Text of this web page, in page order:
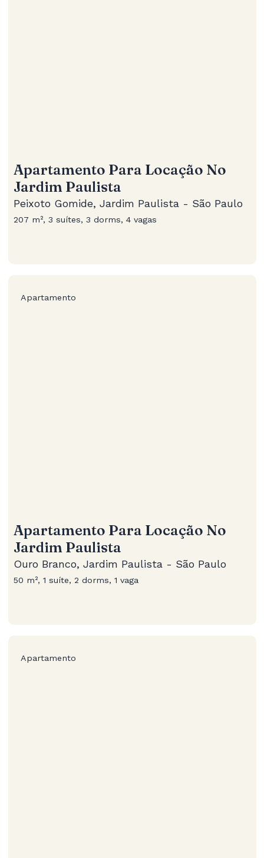
Apartamento Para Locação No
Jardim Paulista
Peixoto Gomide, Jardim Paulista - São Paulo
207 m², 3 suítes, 3 dorms, 4 vagas
Apartamento
Apartamento Para Locação No
Jardim Paulista
Ouro Branco, Jardim Paulista - São Paulo
50 m², 1 suíte, 2 dorms, 1 vaga
Apartamento